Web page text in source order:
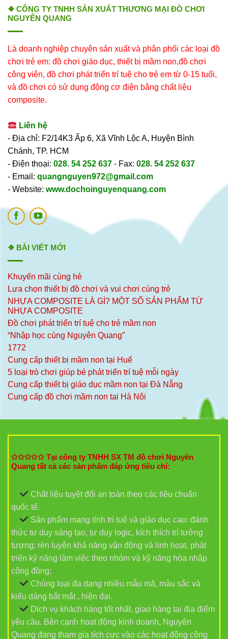
❖ CÔNG TY TNHH SẢN XUẤT THƯƠNG MẠI ĐỒ CHƠI
NGUYÊN QUANG
Là doanh nghiệp chuyên sản xuất và phân phối các loại đồ
chơi trẻ em: đồ chơi giáo dục, thiết bị mầm non,đồ chơi
công viên, đồ chơi phát triển trí tuệ cho trẻ em từ 0-15 tuổi,
và đồ chơi có sử dụng động cơ điện bằng chất liệu
composite.
Liên hệ
- Địa chỉ: F2/14K3 Ấp 6, Xã Vĩnh Lộc A, Huyện Bình
Chánh, TP. HCM
- Điện thoại: 028. 54 252 637 - Fax: 028. 54 252 637
- Email: quangnguyen972@gmail.com
- Website: www.dochoinguyenquang.com
❖ BÀI VIẾT MỚI
Khuyến mãi cùng hè
Lựa chọn thiết bị đồ chơi và vui chơi cùng trẻ
NHỰA COMPOSITE LÀ GÌ? MỘT SỐ SẢN PHẨM TỪ
NHỰA COMPOSITE
Đồ chơi phát triển trí tuệ cho trẻ mầm non
“Nhập học cùng Nguyên Quang”
1772
Cung cấp thiết bị mầm non tại Huế
5 loại trò chơi giúp bé phát triển trí tuệ mỗi ngày
Cung cấp thiết bị giáo dục mầm non tại Đà Nẵng
Cung cấp đồ chơi mầm non tại Hà Nội
✩✩✩✩✩ Tại công ty TNHH SX TM đồ chơi Nguyên
Quang tất cả các sản phẩm đáp ứng tiêu chí:
Chất liệu tuyệt đối an toàn theo các tiêu chuẩn
quốc tế.
Sản phẩm mang tính trí tuệ và giáo dục cao: đánh
thức tư duy sáng tạo, tư duy logic, kích thích trí tưởng
tượng; rèn luyện khả năng vận động và linh hoạt, phát
triển kỹ năng làm việc theo nhóm và kỹ năng hòa nhập
cộng đồng;
Chủng loại đa dạng nhiều mẫu mã, màu sắc và
kiểu dáng bắt mắt , hiện đại.
Dịch vụ khách hàng tốt nhất, giao hàng tại địa điểm
yêu cầu. Bên cạnh hoạt động kinh doanh, Nguyên
Quang đang tham gia tích cực vào các hoạt động công